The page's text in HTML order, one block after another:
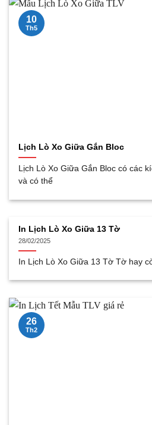
Lịch Lò Xo Giữa Gắn Bloc
Lịch Lò Xo Giữa Gắn Bloc có các
và có thể
10
Th5
In Lịch Lò Xo Giữa 13 Tờ
28/02/2025
In Lịch Lò Xo Giữa 13 Tờ Tờ hay
26
Th2